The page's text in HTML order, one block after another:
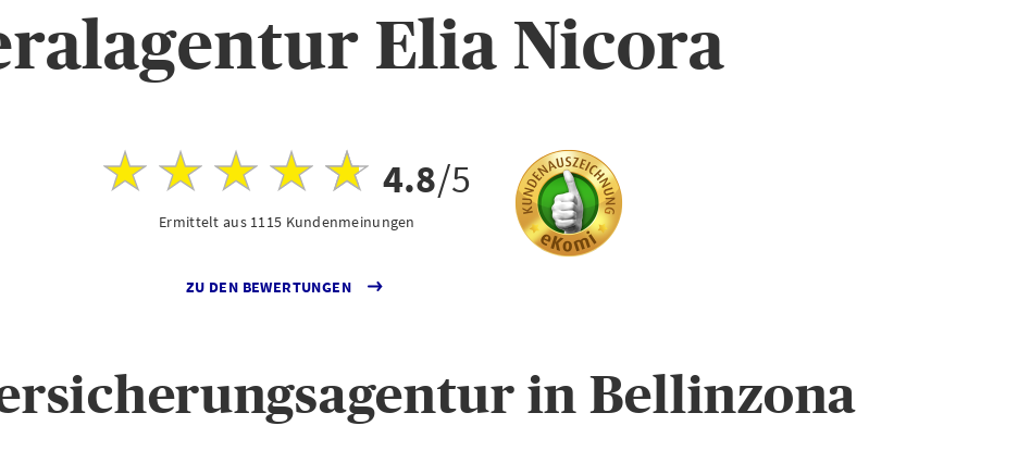
Elia Nicora
4.8/5
Ermittelt aus 1115 Kundenmeinungen
ZU DEN BEWERTUNGEN
in Bellinzona